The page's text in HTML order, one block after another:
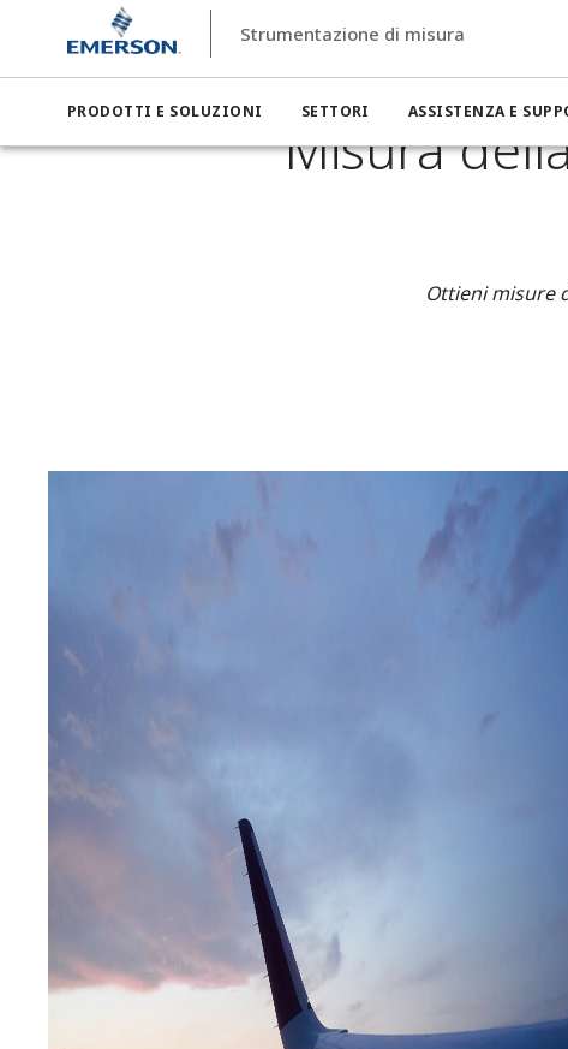
Strumentazione di misura
PRODOTTI E SOLUZIONI SETTORI ASSISTENZA E
Strumentazione di misura
Misura
Ottieni misure